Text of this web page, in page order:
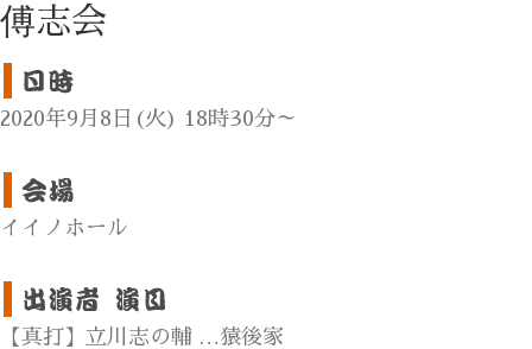
傅志会
2020年9月8日(火) 18時30分～
イイノホール
【真打】立川志の輔 …猿後家